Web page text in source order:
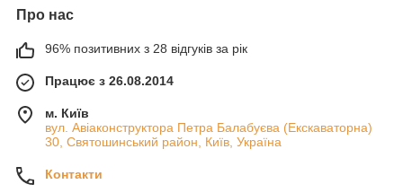
Про нас
96% позитивних з 28 відгуків за рік
Працює з 26.08.2014
м. Київ
вул. Авіаконструктора Петра Балабуєва (Екскаваторна)
30, Святошинський район, Київ, Україна
Контакти